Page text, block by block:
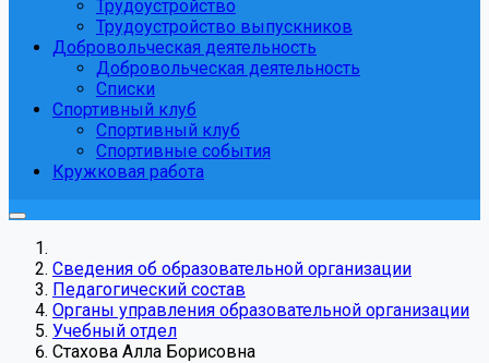
Трудоустройство
Трудоустройство выпускников
Добровольческая деятельность
Добровольческая деятельность
Списки
Спортивный клуб
Спортивный клуб
Спортивные события
Кружковая работа
Сведения об образовательной организации
Педагогический состав
Органы управления образовательной организации
Учебный отдел
Стахова Алла Борисовна